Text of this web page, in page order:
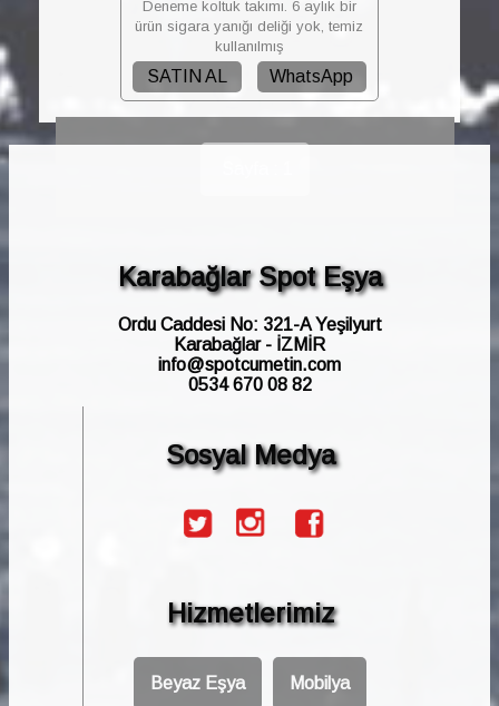
Deneme koltuk takımı. 6 aylık bir
ürün sigara yanığı deliği yok, temiz
kullanılmış
SATIN AL WhatsApp
Karabağlar Spot Eşya
Ordu Caddesi No: 321-A Yeşilyurt
Karabağlar - İZMİR
info@spotcumetin.com
0534 670 08 82
Sosyal Medya
Hizmetlerimiz
Beyaz Eşya Mobilya